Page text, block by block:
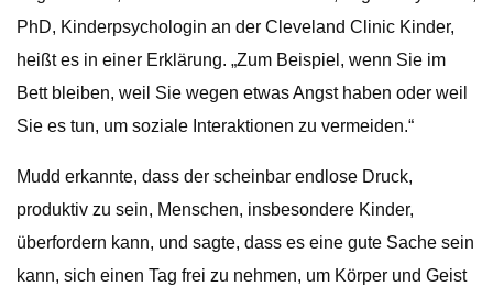
PhD, Kinderpsychologin an der Cleveland Clinic Kinder,
heißt es in einer Erklärung. „Zum Beispiel, wenn Sie im
Bett bleiben, weil Sie wegen etwas Angst haben oder weil
Sie es tun, um soziale Interaktionen zu vermeiden.“
Mudd erkannte, dass der scheinbar endlose Druck,
produktiv zu sein, Menschen, insbesondere Kinder,
überfordern kann, und sagte, dass es eine gute Sache sein
kann, sich einen Tag frei zu nehmen, um Körper und Geist